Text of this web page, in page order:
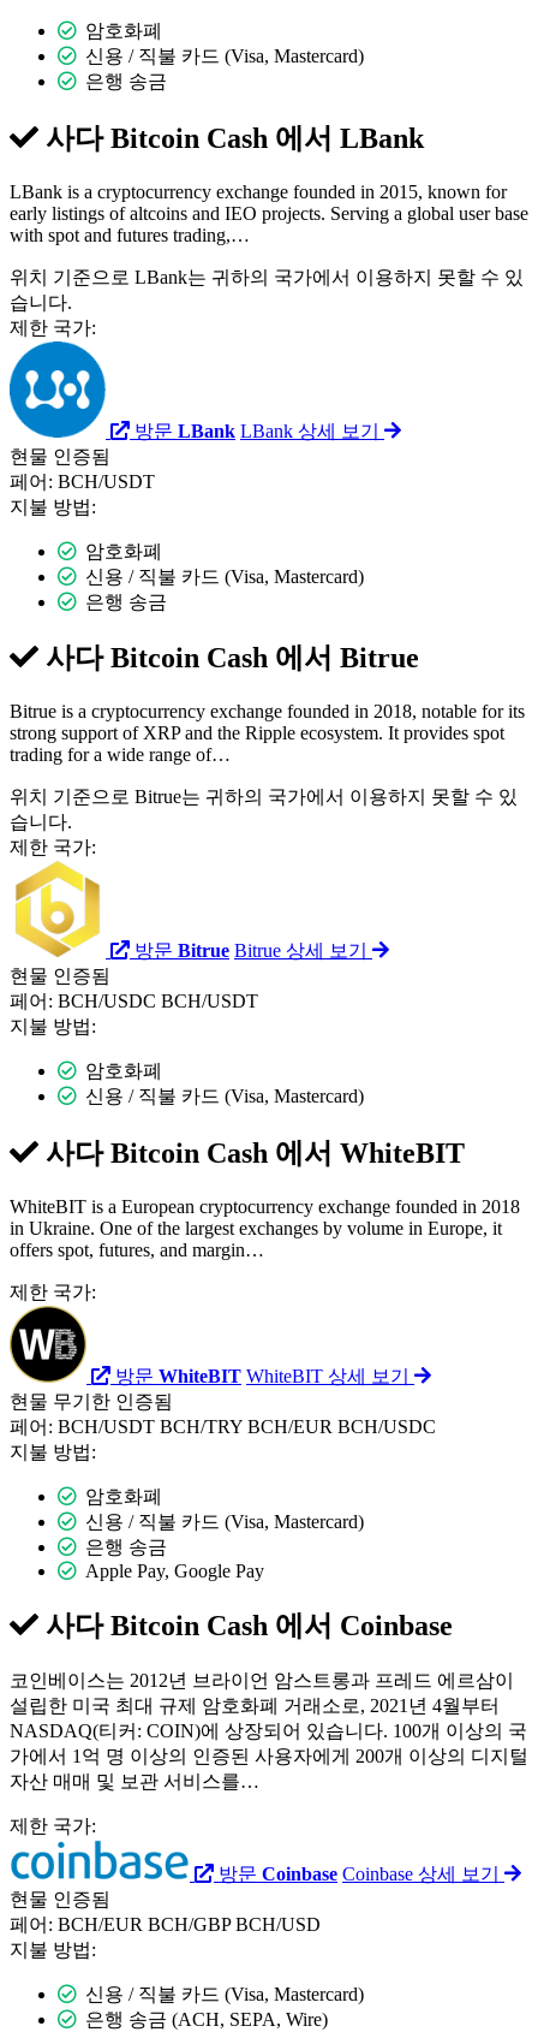
암호화폐
신용 / 직불 카드 (Visa, Mastercard)
은행 송금
사다 Bitcoin Cash 에서 LBank
LBank is a cryptocurrency exchange founded in 2015, known for
early listings of altcoins and IEO projects. Serving a global user base
with spot and futures trading,…
위치 기준으로 LBank는 귀하의 국가에서 이용하지 못할 수 있
습니다.
제한 국가:
방문 LBank LBank 상세 보기
현물 인증됨
페어: BCH/USDT
지불 방법:
암호화폐
신용 / 직불 카드 (Visa, Mastercard)
은행 송금
사다 Bitcoin Cash 에서 Bitrue
Bitrue is a cryptocurrency exchange founded in 2018, notable for its
strong support of XRP and the Ripple ecosystem. It provides spot
trading for a wide range of…
위치 기준으로 Bitrue는 귀하의 국가에서 이용하지 못할 수 있
습니다.
제한 국가:
방문 Bitrue Bitrue 상세 보기
현물 인증됨
페어: BCH/USDC BCH/USDT
지불 방법:
암호화폐
신용 / 직불 카드 (Visa, Mastercard)
사다 Bitcoin Cash 에서 WhiteBIT
WhiteBIT is a European cryptocurrency exchange founded in 2018
in Ukraine. One of the largest exchanges by volume in Europe, it
offers spot, futures, and margin…
제한 국가:
방문 WhiteBIT WhiteBIT 상세 보기
현물 무기한 인증됨
페어: BCH/USDT BCH/TRY BCH/EUR BCH/USDC
지불 방법:
암호화폐
신용 / 직불 카드 (Visa, Mastercard)
은행 송금
Apple Pay, Google Pay
사다 Bitcoin Cash 에서 Coinbase
코인베이스는 2012년 브라이언 암스트롱과 프레드 에르삼이
설립한 미국 최대 규제 암호화폐 거래소로, 2021년 4월부터
NASDAQ(티커: COIN)에 상장되어 있습니다. 100개 이상의 국
가에서 1억 명 이상의 인증된 사용자에게 200개 이상의 디지털
자산 매매 및 보관 서비스를…
제한 국가:
방문 Coinbase Coinbase 상세 보기
현물 인증됨
페어: BCH/EUR BCH/GBP BCH/USD
지불 방법:
신용 / 직불 카드 (Visa, Mastercard)
은행 송금 (ACH, SEPA, Wire)